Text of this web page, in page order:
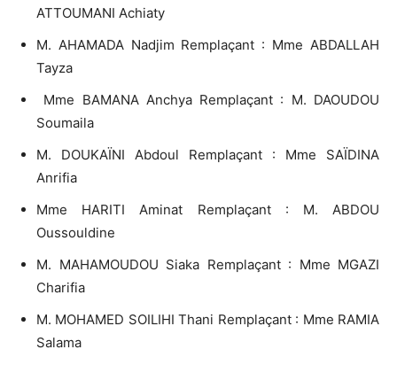
ATTOUMANI Achiaty
M. AHAMADA Nadjim Remplaçant : Mme ABDALLAH
Tayza
Mme BAMANA Anchya Remplaçant : M. DAOUDOU
Soumaila
M. DOUKAÏNI Abdoul Remplaçant : Mme SAÏDINA
Anrifia
Mme HARITI Aminat Remplaçant : M. ABDOU
Oussouldine
M. MAHAMOUDOU Siaka Remplaçant : Mme MGAZI
Charifia
M. MOHAMED SOILIHI Thani Remplaçant : Mme RAMIA
Salama